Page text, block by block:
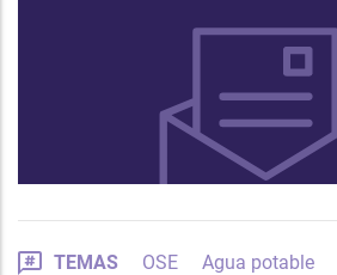
TEMAS OSE Agua potable